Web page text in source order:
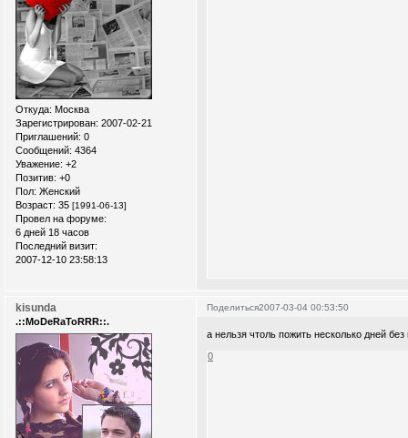
Откуда: Москва
Зарегистрирован: 2007-02-21
Приглашений: 0
Сообщений: 4364
Уважение: +2
Позитив: +0
Пол: Женский
Возраст: 35 [1991-06-13]
Провел на форуме:
6 дней 18 часов
Последний визит:
2007-12-10 23:58:13
Поделиться2007-03-04 00:53:50
kisunda
.::MoDeRaToRRR::.
а нельзя чтоль пожить несколько дней без
0